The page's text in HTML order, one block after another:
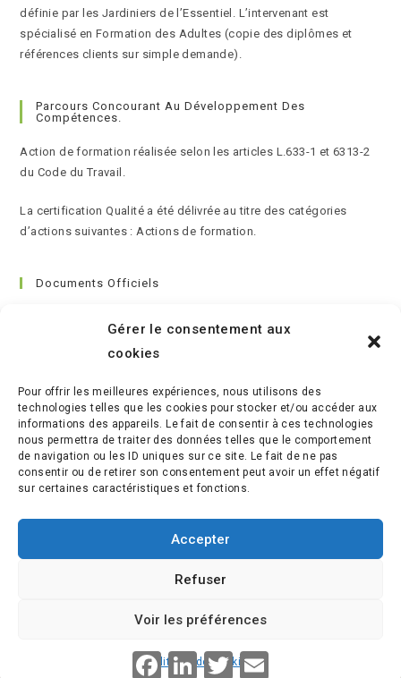
Gérer le consentement aux
cookies
Pour offrir les meilleures expériences, nous utilisons des
technologies telles que les cookies pour stocker et/ou accéder aux
informations des appareils. Le fait de consentir à ces technologies
nous permettra de traiter des données telles que le comportement
de navigation ou les ID uniques sur ce site. Le fait de ne pas
consentir ou de retirer son consentement peut avoir un effet négatif
sur certaines caractéristiques et fonctions.
Accepter
Refuser
Voir les préférences
Politique de cookies
définie par les Jardiniers de l’Essentiel. L’intervenant est
spécialisé en Formation des Adultes (copie des diplômes et
références clients sur simple demande).
Parcours Concourant Au Développement Des
Compétences.
Action de formation réalisée selon les articles L.633-1 et 6313-2
du Code du Travail.
La certification Qualité a été délivrée au titre des catégories
d’actions suivantes : Actions de formation.
Documents Officiels
Règlement Intérieur
Charte du Formateur
Médiateur de la consommation
Indicateurs Qualité
dans
un
nouvel
dans
un
nouvel
dans
un
nouvel
dans
un
nouvel
© LES JARDINIERS DE L'ESSENTIEL
F
a
L
i
T
w